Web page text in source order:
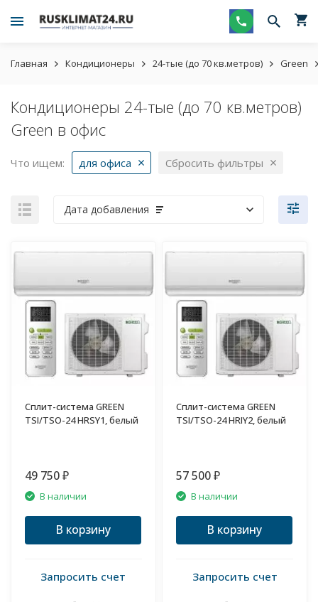
Главная Кондиционеры 24-тые (до 70 кв.метров) Green
Кондиционеры 24-тые (до 70 кв.метров)
Green в офис
Что ищем: для офиса Сбросить фильтры
Дата добавления
Сплит-система GREEN
TSI/TSO-24 HRSY1, белый
49 750 ₽
В наличии
В корзину
Запросить счет
Сплит-система GREEN
TSI/TSO-24 HRIY2, белый
57 500 ₽
В наличии
В корзину
Запросить счет